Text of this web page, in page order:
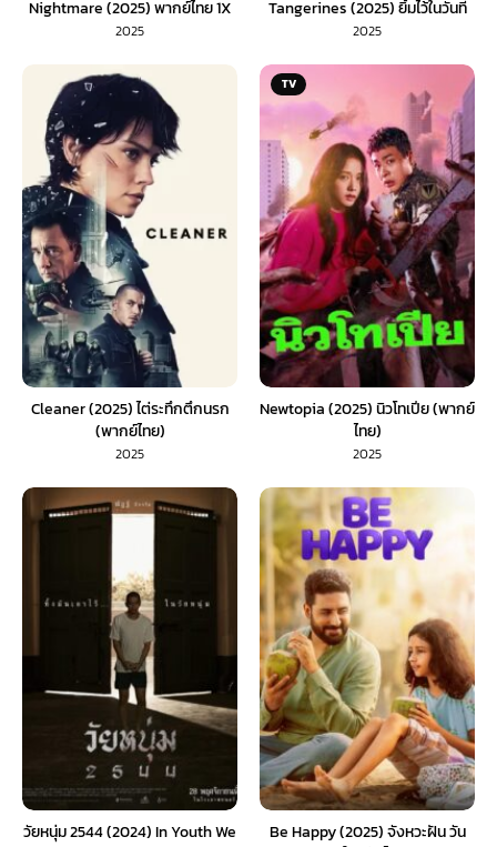
Nightmare (2025) พากย์ไทย 1X
2025
Tangerines (2025) ยิ้มไว้ในวันที่
ส้มไม่หวาน (พากย์ไทย)
2025
Cleaner (2025) ไต่ระทึกตึกนรก
(พากย์ไทย)
2025
TV
Newtopia (2025) นิวโทเปีย (พากย์
ไทย)
2025
วัยหนุ่ม 2544 (2024) In Youth We
Be Happy (2025) จังหวะฝัน วัน